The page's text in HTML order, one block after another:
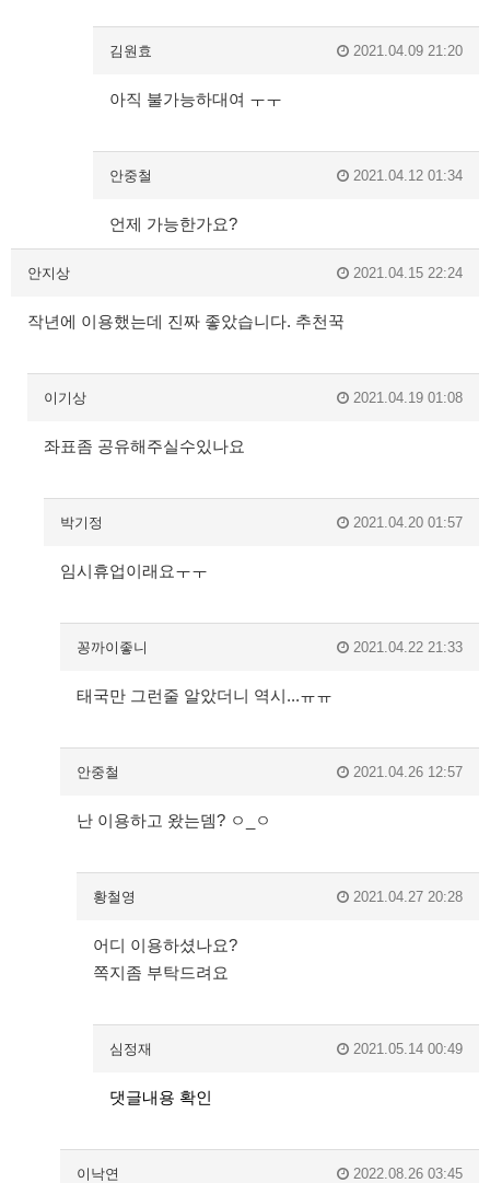
김원효 2021.04.09 21:20
아직 불가능하대여 ㅜㅜ
안중철 2021.04.12 01:34
언제 가능한가요?
안지상 2021.04.15 22:24
작년에 이용했는데 진짜 좋았습니다. 추천꾹
이기상 2021.04.19 01:08
좌표좀 공유해주실수있나요
박기정 2021.04.20 01:57
임시휴업이래요ㅜㅜ
꽁까이좋니 2021.04.22 21:33
태국만 그런줄 알았더니 역시...ㅠㅠ
안중철 2021.04.26 12:57
난 이용하고 왔는뎀? ㅇ_ㅇ
황철영 2021.04.27 20:28
어디 이용하셨나요?
쪽지좀 부탁드려요
심정재 2021.05.14 00:49
댓글내용 확인
이낙연 2022.08.26 03:45